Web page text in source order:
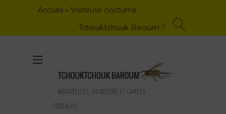
Accueil » Visiteuse nocturne
Tchouktchouk Baroum ?
AQUARELLES, HUMEURS ET CARTES
POSTALES
Toggle
navigation